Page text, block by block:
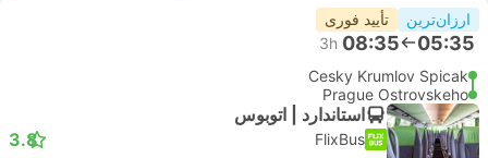
ارزان‌ترین تأیید فوری
05:35
08:35
3h
Cesky Krumlov Spicak
Prague Ostrovskeho
استاندارد | اتوبوس
FlixBus
3.8